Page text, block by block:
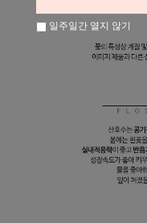
일주일간 열지 않기